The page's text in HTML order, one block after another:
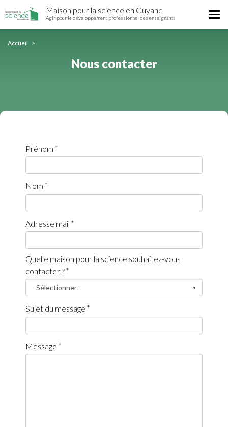
contacter
au
Maison pour la science en Guyane
Agir pour le développement professionnel des enseignants
Accueil
Nous contacter
Prénom
Nom
Adresse mail
Quelle maison pour la science souhaitez-vous
contacter ?
Sujet du message
Message